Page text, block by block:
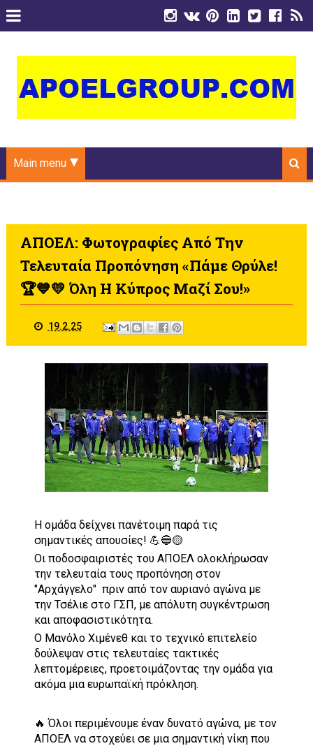
Main menu
ΑΠΟΕΛ: Φωτογραφίες Από Την
Τελευταία Προπόνηση «Πάμε Θρύλε!
🏆💙💛 Όλη Η Κύπρος Μαζί Σου!»
19.2.25
Η ομάδα δείχνει πανέτοιμη παρά τις
σημαντικές απουσίες! 💪🔵🟡
Οι ποδοσφαιριστές του ΑΠΟΕΛ ολοκλήρωσαν
την τελευταία τους προπόνηση στον
"Αρχάγγελο" πριν από τον αυριανό αγώνα με
την Τσέλιε στο ΓΣΠ, με απόλυτη συγκέντρωση
και αποφασιστικότητα.
Ο Μανόλο Χιμένεθ και το τεχνικό επιτελείο
δούλεψαν στις τελευταίες τακτικές
λεπτομέρειες, προετοιμάζοντας την ομάδα για
ακόμα μια ευρωπαϊκή πρόκληση.
🔥 Όλοι περιμένουμε έναν δυνατό αγώνα, με τον
ΑΠΟΕΛ να στοχεύει σε μια σημαντική νίκη που